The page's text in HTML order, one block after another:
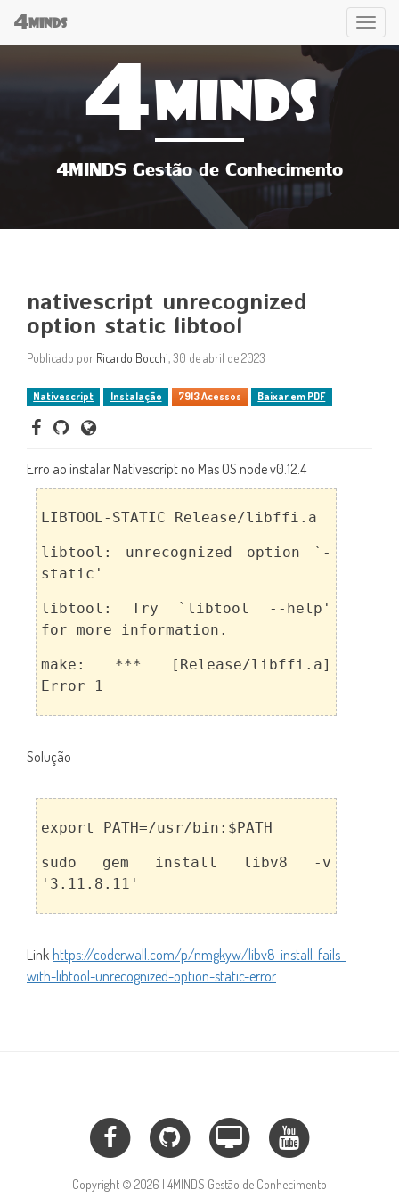
4MINDS 4MINDS
4MINDS Gestão de Conhecimento
nativescript unrecognized
option static libtool
Publicado por Ricardo Bocchi, 30 de abril de 2023
Nativescript Instalação 7913 Acessos Baixar em PDF
Erro ao instalar Nativescript no Mas OS node v0.12.4
LIBTOOL-STATIC Release/libffi.a
libtool: unrecognized option `-
static'
libtool: Try `libtool --help'
for more information.
make: *** [Release/libffi.a]
Error 1
Solução
export PATH=/usr/bin:$PATH
sudo gem install libv8 -v
'3.11.8.11'
Link https://coderwall.com/p/nmgkyw/libv8-install-fails-
with-libtool-unrecognized-option-static-error
Copyright © 2026 | 4MINDS Gestão de Conhecimento